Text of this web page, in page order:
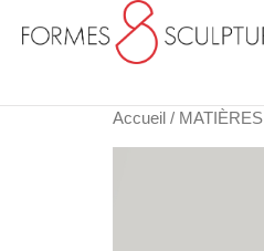
Accueil / MATIÈRES